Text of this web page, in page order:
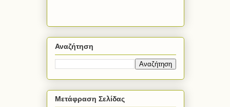
Αναζήτηση
Μετάφραση Σελίδας